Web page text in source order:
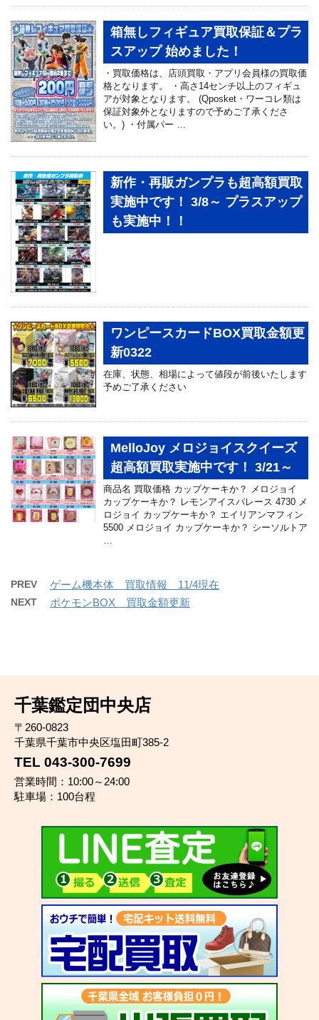
箱無しフィギュア買取保証＆プラ
スアップ 始めました！
・買取価格は、店頭買取・アプリ会員様の買取価
格となります。 ・高さ14センチ以上のフィギュ
アが対象となります。 (Qposket・ワーコレ類は
保証対象外となりますので予めご了承くださ
い。) ・付属パー …
新作・再販ガンプラも超高額買取
実施中です！ 3/8～ プラスアップ
も実施中！！
ワンピースカードBOX買取金額更
新0322
在庫、状態、相場によって値段が前後いたします
予めご了承ください
MelloJoy メロジョイスクイーズ
超高額買取実施中です！ 3/21～
商品名 買取価格 カップケーキか？ メロジョイ
カップケーキか？ レモンアイスパレース 4730 メ
ロジョイ カップケーキか？ エイリアンマフィン
5500 メロジョイ カップケーキか？ シーソルトア
PREV ゲーム機本体 買取情報 11/4現在
NEXT ポケモンBOX 買取金額更新
千葉鑑定団中央店
〒260-0823
千葉県千葉市中央区塩田町385-2
TEL 043-300-7699
営業時間：10:00～24:00
駐車場：100台程